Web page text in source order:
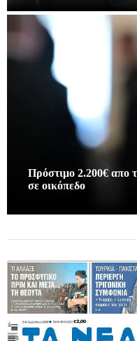
Πρόστιμο 2.200€ απο
σε οικόπεδο